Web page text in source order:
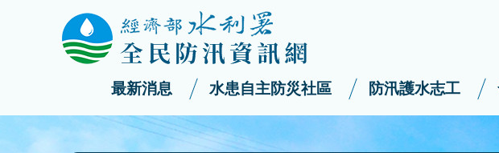
跳到主要內容區塊
最新消息 水患自主防災社區 防汛護水志工